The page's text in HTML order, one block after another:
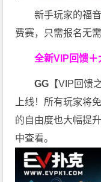
新手玩家的福
费赛，只需报名无
全新VIP回馈＋
GG 【VIP回馈
上线！所有玩家将
的自由度也大幅提
中查看。